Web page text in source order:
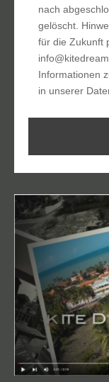
nach
gelöscht.
für die Zukunft
Informationen
in unserer